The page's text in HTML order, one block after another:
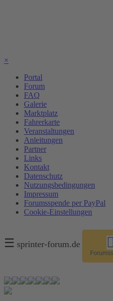
×
Portal
Forum
FAQ
Galerie
Marktplatz
Fahrerkarte
Veranstaltungen
Anleitungen
Partner
Links
Kontakt
Datenschutz
Nutzungsbedingungen
Impressum
Forumsspende per PayPal
Cookie-Einstellungen
☰ sprinter-forum.de